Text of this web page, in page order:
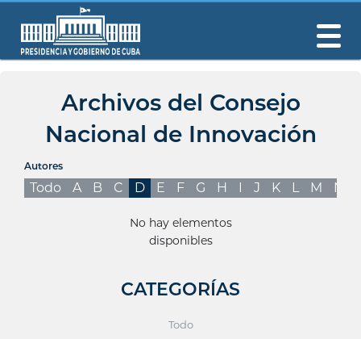
Archivos del Consejo
Nacional de Innovación
Autores
Todo A B C D E F G H I J K L M N
No hay elementos
disponibles
CATEGORÍAS
Todo